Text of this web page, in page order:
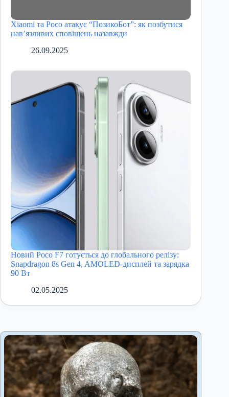
Xiaomi та Poco атакує “ПозикоБот”: як позбутися
нав’язливих сповіщень назавжди
26.09.2025
Новий Poco F7 готується до глобального релізу:
Snapdragon 8s Gen 4, AMOLED-дисплей та зарядка
90 Вт
02.05.2025